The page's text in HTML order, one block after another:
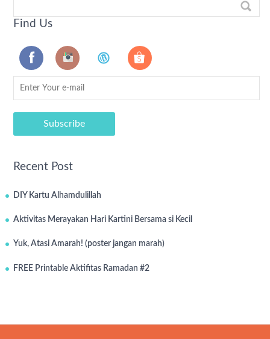
Find Us
Recent Post
DIY Kartu Alhamdulillah
Aktivitas Merayakan Hari Kartini Bersama si Kecil
Yuk, Atasi Amarah! (poster jangan marah)
FREE Printable Aktifitas Ramadan #2